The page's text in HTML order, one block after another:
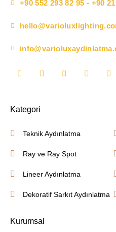
+90 552 293 82 95 - +90
Kategori
Teknik Aydınlatma
Ray ve Ray Spot
Lineer Aydınlatma
Dekoratif Sarkıt Aydınlatma
Kurumsal